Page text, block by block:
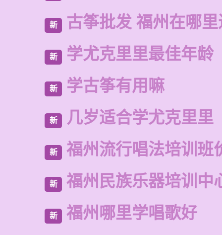
新 古筝批发 福州在哪
新 学尤克里里最佳年龄
新 学古筝有用嘛
新 几岁适合学尤克里里
新 福州流行唱法培训班
新 福州民族乐器培训中
新 福州哪里学唱歌好